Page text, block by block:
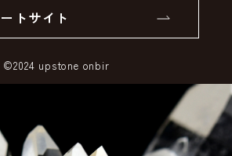
書とは
トサイト
©2024 upstone onbir